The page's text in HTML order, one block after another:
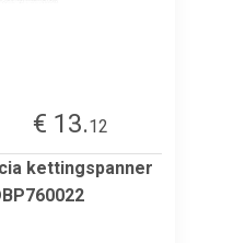
€ 13.12
kettingspanner